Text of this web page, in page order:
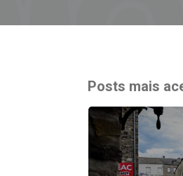
Posts mais